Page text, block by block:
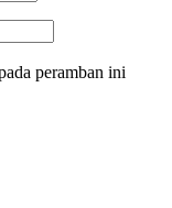
peramban ini